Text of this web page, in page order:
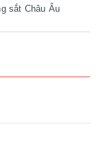
sắt Châu Âu